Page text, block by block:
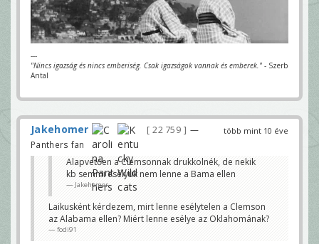
---
"Nincs igazság és nincs emberiség. Csak igazságok vannak és emberek." - Szerb
Antal
több mint 10 éve
Jakehomer 22 759
—
Panthers fan
Alapvetően a Clemsonnak drukkolnék, de nekik
kb semmi esélyük nem lenne a Bama ellen
Jakehomer
Laikusként kérdezem, mirt lenne esélytelen a Clemson
az Alabama ellen? Miért lenne esélye az Oklahomának?
fodi91